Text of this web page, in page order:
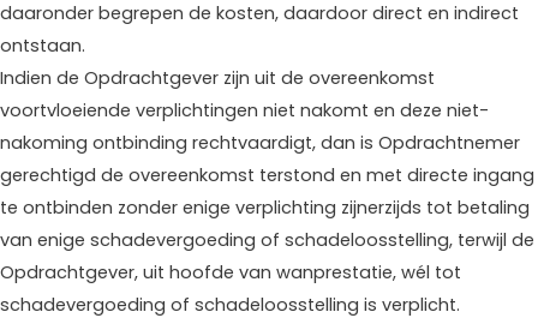
daaronder begrepen de kosten, daardoor direct en indirect
ontstaan.
Indien de Opdrachtgever zijn uit de overeenkomst
voortvloeiende verplichtingen niet nakomt en deze niet-
nakoming ontbinding rechtvaardigt, dan is Opdrachtnemer
gerechtigd de overeenkomst terstond en met directe ingang
te ontbinden zonder enige verplichting zijnerzijds tot betaling
van enige schadevergoeding of schadeloosstelling, terwijl de
Opdrachtgever, uit hoofde van wanprestatie, wél tot
schadevergoeding of schadeloosstelling is verplicht.